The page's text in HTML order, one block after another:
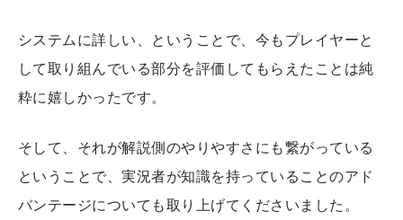
システムに詳しい、ということで、今もプレイヤーと
して取り組んでいる部分を評価してもらえたことは純
粋に嬉しかったです。
そして、それが解説側のやりやすさにも繋がっている
ということで、実況者が知識を持っていることのアド
バンテージについても取り上げてくださいました。